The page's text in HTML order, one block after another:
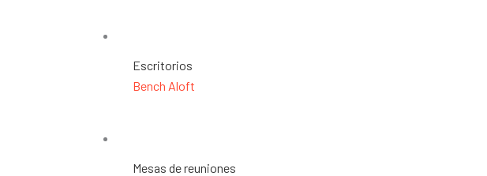
Escritorios
Bench Aloft
Mesas de reuniones